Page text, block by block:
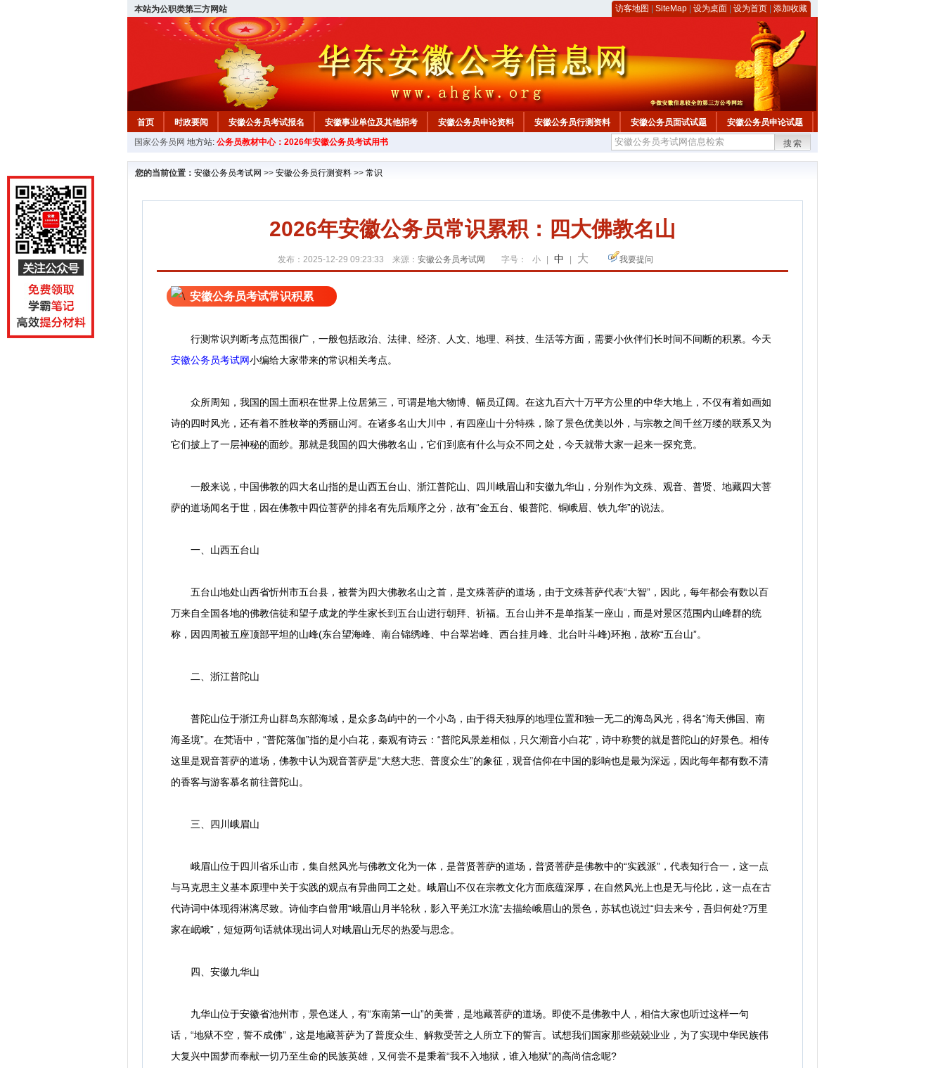
本站为公职类第三方网站 访客地图 SiteMap 设为桌面 设为首页 添加收藏
首页 时政要闻 安徽公务员考试报名 安徽事业单位及其他招考 安徽公务员申论资料 安徽公务员行测资料 安徽公务员面试试题 安徽公务员申论试题
安徽公务员行测试题 在线咨询 教材中心
国家公务员网 地方站: 公务员教材中心：2026年安徽公务员考试用书 搜索
您的当前位置： 安徽公务员考试网 >> 安徽公务员行测资料 >> 常识
2026年安徽公务员常识累积：四大佛教名山
发布：2025-12-29 09:23:33 来源： 安徽公务员考试网 字号： 小 中 大 我要提问
安徽公务员考试常识积累
行测常识判断考点范围很广，一般包括政治、法律、经济、人文、地理、科技、生活等方面，需要小伙伴们长时间不间断的积累。今天
安徽公务员考试网小编给大家带来的常识相关考点。
众所周知，我国的国土面积在世界上位居第三，可谓是地大物博、幅员辽阔。在这九百六十万平方公里的中华大地上，不仅有着如画如
诗的四时风光，还有着不胜枚举的秀丽山河。在诸多名山大川中，有四座山十分特殊，除了景色优美以外，与宗教之间千丝万缕的联系又为
它们披上了一层神秘的面纱。那就是我国的四大佛教名山，它们到底有什么与众不同之处，今天就带大家一起来一探究竟。
一般来说，中国佛教的四大名山指的是山西五台山、浙江普陀山、四川峨眉山和安徽九华山，分别作为文殊、观音、普贤、地藏四大菩
萨的道场闻名于世，因在佛教中四位菩萨的排名有先后顺序之分，故有“金五台、银普陀、铜峨眉、铁九华”的说法。
一、山西五台山
五台山地处山西省忻州市五台县，被誉为四大佛教名山之首，是文殊菩萨的道场，由于文殊菩萨代表“大智”，因此，每年都会有数以百
万来自全国各地的佛教信徒和望子成龙的学生家长到五台山进行朝拜、祈福。五台山并不是单指某一座山，而是对景区范围内山峰群的统
称，因四周被五座顶部平坦的山峰(东台望海峰、南台锦绣峰、中台翠岩峰、西台挂月峰、北台叶斗峰)环抱，故称“五台山”。
二、浙江普陀山
普陀山位于浙江舟山群岛东部海域，是众多岛屿中的一个小岛，由于得天独厚的地理位置和独一无二的海岛风光，得名“海天佛国、南
海圣境”。在梵语中，“普陀落伽”指的是小白花，秦观有诗云：“普陀风景差相似，只欠潮音小白花”，诗中称赞的就是普陀山的好景色。相传
这里是观音菩萨的道场，佛教中认为观音菩萨是“大慈大悲、普度众生”的象征，观音信仰在中国的影响也是最为深远，因此每年都有数不清
的香客与游客慕名前往普陀山。
三、四川峨眉山
峨眉山位于四川省乐山市，集自然风光与佛教文化为一体，是普贤菩萨的道场，普贤菩萨是佛教中的“实践派”，代表知行合一，这一点
与马克思主义基本原理中关于实践的观点有异曲同工之处。峨眉山不仅在宗教文化方面底蕴深厚，在自然风光上也是无与伦比，这一点在古
代诗词中体现得淋漓尽致。诗仙李白曾用“峨眉山月半轮秋，影入平羌江水流”去描绘峨眉山的景色，苏轼也说过“归去来兮，吾归何处?万里
家在岷峨”，短短两句话就体现出词人对峨眉山无尽的热爱与思念。
四、安徽九华山
九华山位于安徽省池州市，景色迷人，有“东南第一山”的美誉，是地藏菩萨的道场。即使不是佛教中人，相信大家也听过这样一句
话，“地狱不空，誓不成佛”，这是地藏菩萨为了普度众生、解救受苦之人所立下的誓言。试想我们国家那些兢兢业业，为了实现中华民族伟
大复兴中国梦而奉献一切乃至生命的民族英雄，又何尝不是秉着“我不入地狱，谁入地狱”的高尚信念呢?